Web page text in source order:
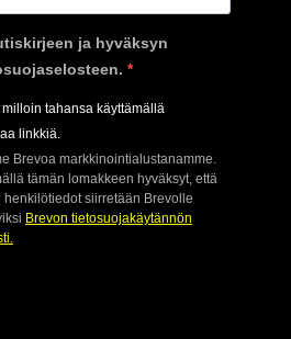
ja hyväksyn
tahansa käyttämällä
linkkiä.
Brevoa markkinointialustanamme.
tämän lomakkeen hyväksyt, että
henkilötiedot siirretään Brevolle
Brevon tietosuojakäytännön